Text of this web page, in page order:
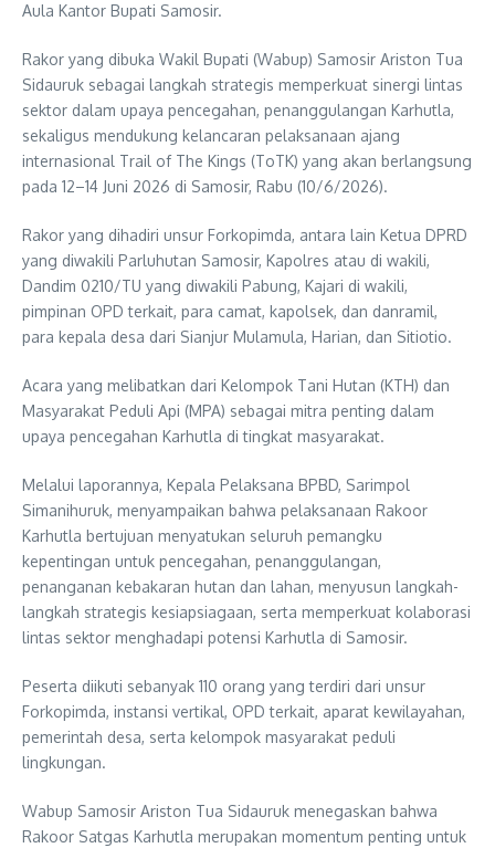
Aula Kantor Bupati Samosir.
Rakor yang dibuka Wakil Bupati (Wabup) Samosir Ariston Tua
Sidauruk sebagai langkah strategis memperkuat sinergi lintas
sektor dalam upaya pencegahan, penanggulangan Karhutla,
sekaligus mendukung kelancaran pelaksanaan ajang
internasional Trail of The Kings (ToTK) yang akan berlangsung
pada 12–14 Juni 2026 di Samosir, Rabu (10/6/2026).
Rakor yang dihadiri unsur Forkopimda, antara lain Ketua DPRD
yang diwakili Parluhutan Samosir, Kapolres atau di wakili,
Dandim 0210/TU yang diwakili Pabung, Kajari di wakili,
pimpinan OPD terkait, para camat, kapolsek, dan danramil,
para kepala desa dari Sianjur Mulamula, Harian, dan Sitiotio.
Acara yang melibatkan dari Kelompok Tani Hutan (KTH) dan
Masyarakat Peduli Api (MPA) sebagai mitra penting dalam
upaya pencegahan Karhutla di tingkat masyarakat.
Melalui laporannya, Kepala Pelaksana BPBD, Sarimpol
Simanihuruk, menyampaikan bahwa pelaksanaan Rakoor
Karhutla bertujuan menyatukan seluruh pemangku
kepentingan untuk pencegahan, penanggulangan,
penanganan kebakaran hutan dan lahan, menyusun langkah-
langkah strategis kesiapsiagaan, serta memperkuat kolaborasi
lintas sektor menghadapi potensi Karhutla di Samosir.
Peserta diikuti sebanyak 110 orang yang terdiri dari unsur
Forkopimda, instansi vertikal, OPD terkait, aparat kewilayahan,
pemerintah desa, serta kelompok masyarakat peduli
lingkungan.
Wabup Samosir Ariston Tua Sidauruk menegaskan bahwa
Rakoor Satgas Karhutla merupakan momentum penting untuk